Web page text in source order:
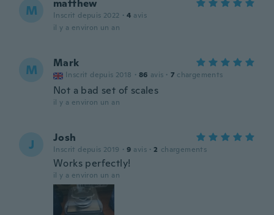
M matthew
Inscrit depuis 2022 · 4 avis
il y a environ un an
M Mark
Inscrit depuis 2018 · 86 avis · 7 chargements
Not a bad set of scales
il y a environ un an
J Josh
Inscrit depuis 2019 · 9 avis · 2 chargements
Works perfectly!
il y a environ un an